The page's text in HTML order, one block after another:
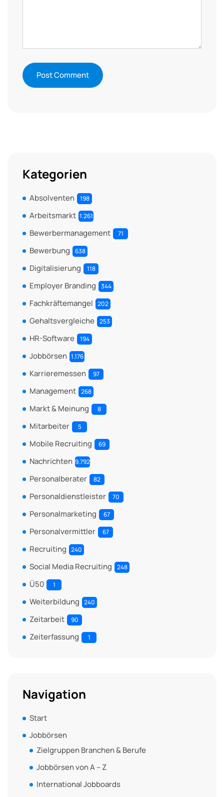
Kategorien
Absolventen 198
Arbeitsmarkt 1.261
Bewerbermanagement 71
Bewerbung 638
Digitalisierung 118
Employer Branding 344
Fachkräftemangel 202
Gehaltsvergleiche 253
HR-Software 194
Jobbörsen 1.176
Karrieremessen 97
Management 268
Markt & Meinung 8
Mitarbeiter 5
Mobile Recruiting 69
Nachrichten 9.792
Personalberater 82
Personaldienstleister 70
Personalmarketing 67
Personalvermittler 67
Recruiting 240
Social Media Recruiting 248
Ü50 1
Weiterbildung 240
Zeitarbeit 90
Zeiterfassung 1
Navigation
Start
Jobbörsen
Zielgruppen Branchen & Berufe
Jobbörsen von A – Z
International Jobboards